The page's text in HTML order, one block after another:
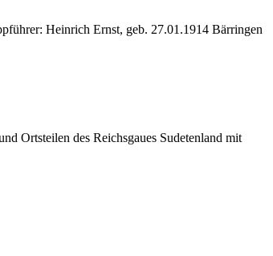
Heinrich Ernst, geb. 27.01.1914 Bärringen
Ortsteilen des Reichsgaues Sudetenland mit